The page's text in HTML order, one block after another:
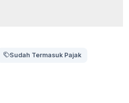
Sudah Termasuk Pajak